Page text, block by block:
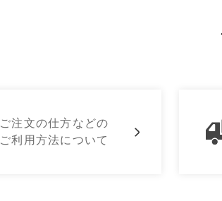
ご注文の仕方などの
ご利用方法について